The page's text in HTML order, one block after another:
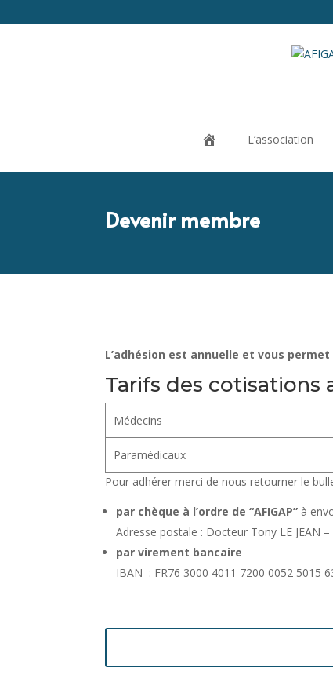
L’association
Devenir membre
L’adhésion est annuelle et vous
Tarifs des cotisations
Médecins
Paramédicaux
Pour adhérer merci de nous retourner le
par chèque à l’ordre de “AFIGAP” à
Adresse postale : Docteur Tony LE JEAN
par virement bancaire
IBAN : FR76 3000 4011 7200 0052 5015